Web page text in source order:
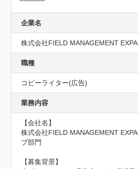
企業名
株式会社FIELD MANAGEMENT
職種
コピーライター(広告)
業務内容
【会社名】
株式会社FIELD MANAGEMENT
ブ部門
【募集背景】